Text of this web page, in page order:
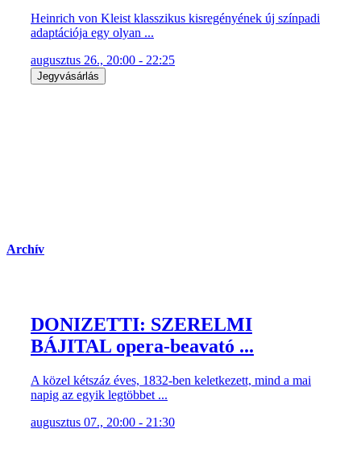
Heinrich von Kleist klasszikus kisregényének új színpadi
adaptációja egy olyan ...
augusztus 26., 20:00 - 22:25
Jegyvásárlás
Archív
DONIZETTI: SZERELMI
BÁJITAL opera-beavató ...
A közel kétszáz éves, 1832-ben keletkezett, mind a mai
napig az egyik legtöbbet ...
augusztus 07., 20:00 - 21:30